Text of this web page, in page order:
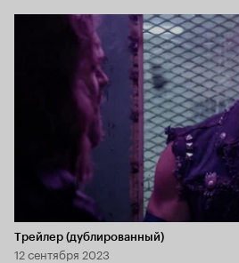
Длительность 2 мин
Трейлер (дублированный)
12 сентября 2023